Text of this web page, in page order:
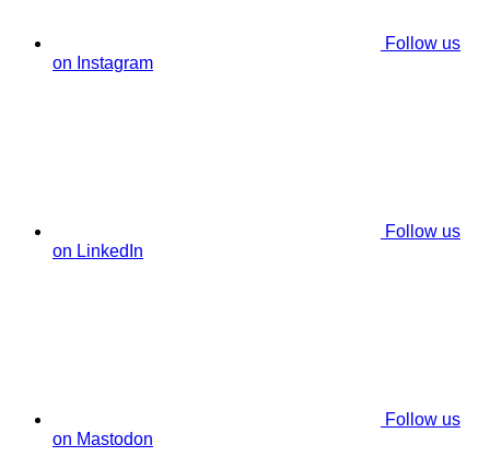
Follow us
on Instagram
Follow us
on LinkedIn
Follow us
on Mastodon